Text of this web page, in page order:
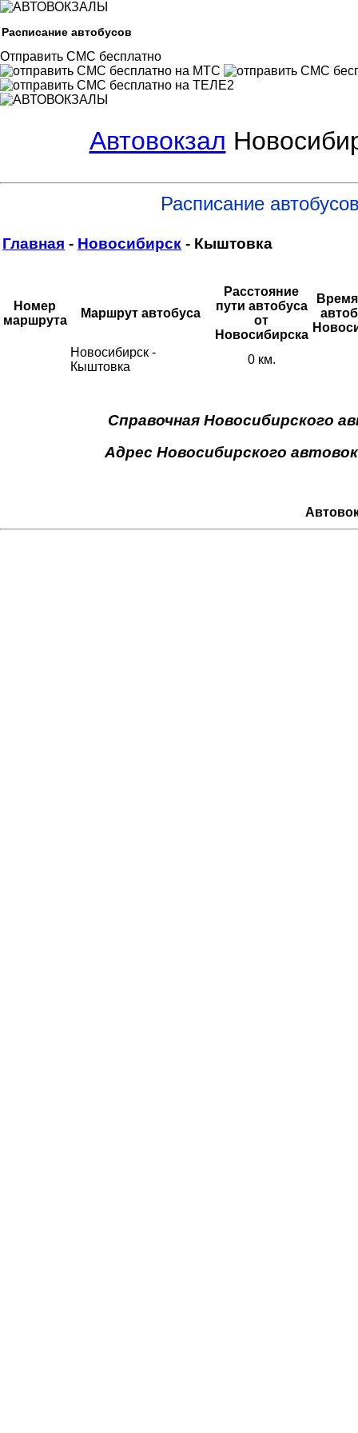
Расписание автобусов
Отправить СМС бесплатно
Автовокзал
Расписание
Главная - Новосибирск - Кыштовка
Номер
маршрута
Маршрут автобуса
Расстояние
пути автобуса
от
Новосибирска
Новосибирск -
Кыштовка
0 км.
Справочная Новосибирского
Адрес Новосибирского